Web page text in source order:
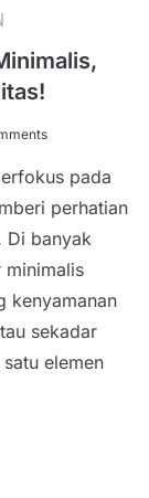
pada
perhatian
Di banyak
minimalis
kenyamanan
sekadar
elemen